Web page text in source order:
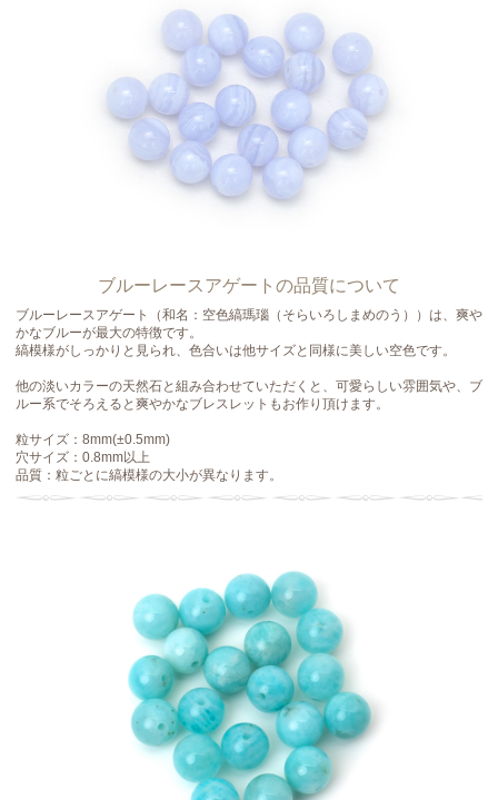
ブルーレースアゲートの品質について
ブルーレースアゲート（和名：空色縞瑪瑙（そらいろしまめのう））は、爽や
かなブルーが最大の特徴です。
縞模様がしっかりと見られ、色合いは他サイズと同様に美しい空色です。
他の淡いカラーの天然石と組み合わせていただくと、可愛らしい雰囲気や、ブ
ルー系でそろえると爽やかなブレスレットもお作り頂けます。
粒サイズ：8mm(±0.5mm)
穴サイズ：0.8mm以上
品質：粒ごとに縞模様の大小が異なります。